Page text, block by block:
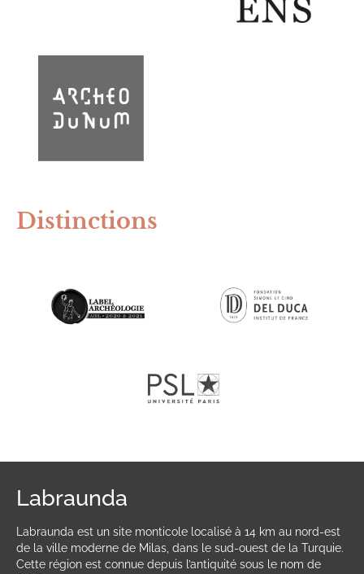
Distinctions
Labraunda
Labraunda est un site monticole localisé à 14 km au nord-est
de la ville moderne de Milas, dans le sud-ouest de la Turquie.
Cette région est connue depuis l’antiquité sous le nom de